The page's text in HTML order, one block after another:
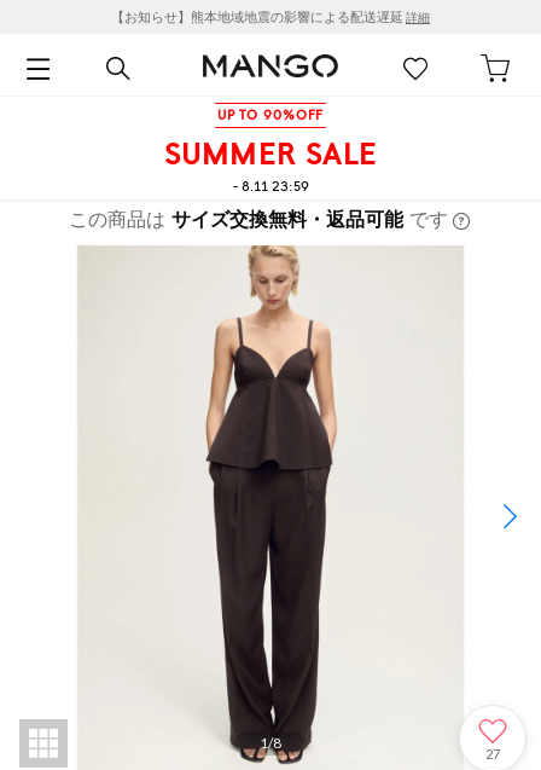
【お知らせ】熊本地域地震の影響による配送遅延 詳細
UP TO 90%OFF
SUMMER SALE
- 8.11 23:59
この商品は サイズ交換無料・返品可能 です
1/8
27